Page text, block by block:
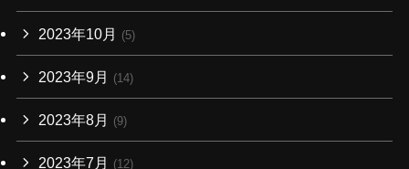
2023年10月 (5)
2023年9月 (14)
2023年8月 (9)
2023年7月 (12)